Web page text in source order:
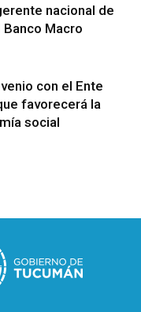
nacional de
Macro
con el Ente
favorecerá la
social